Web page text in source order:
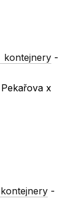
kontejnery -
x
kontejnery -